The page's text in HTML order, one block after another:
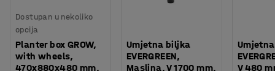
Dostupan u nekoliko
opcija
Planter box GROW,
with wheels,
470x880x480 mm,
Umjetna biljka
EVERGREEN,
Maslina, V 1700 mm,
V 480